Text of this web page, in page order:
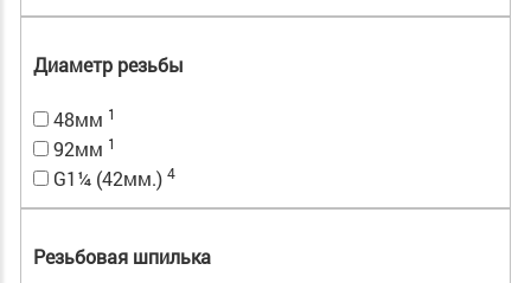
Диаметр резьбы
48мм 1
92мм 1
G1¼ (42мм.) 4
Резьбовая шпилька